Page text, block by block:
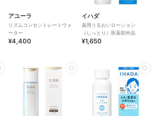
アユーラ
リズムコンセントレートウォ
ーター
¥4,400
イハダ
薬用うるおいローション
（しっとり）医薬部外品
¥1,650